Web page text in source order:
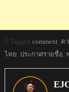
Tagged comment ค
ไทย ประกาศรายชื่อ